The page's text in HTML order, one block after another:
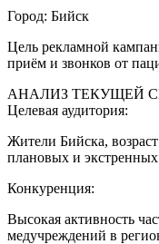
Город: Бийск
Цель рекламной
приём и звонков от
АНАЛИЗ ТЕКУЩЕЙ
Целевая аудитория:
Жители Бийска,
плановых и
Конкуренция:
Высокая активность
медучреждений в